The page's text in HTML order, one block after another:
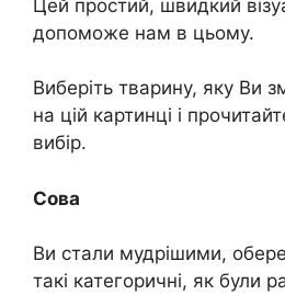
Цей простий, швидкий
допоможе нам в цьому.
Виберіть тварину, яку Ви
на цій картинці і
вибір.
Сова
Ви стали мудрішими,
такі категоричні, як були